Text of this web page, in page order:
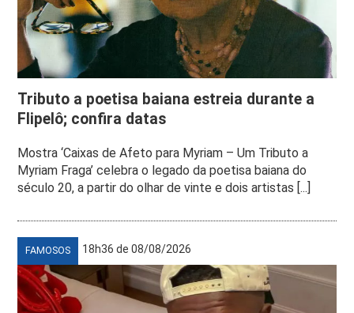
Tributo a poetisa baiana estreia durante a
Flipelô; confira datas
Mostra ‘Caixas de Afeto para Myriam – Um Tributo a
Myriam Fraga’ celebra o legado da poetisa baiana do
século 20, a partir do olhar de vinte e dois artistas [...]
FAMOSOS 18h36 de 08/08/2026